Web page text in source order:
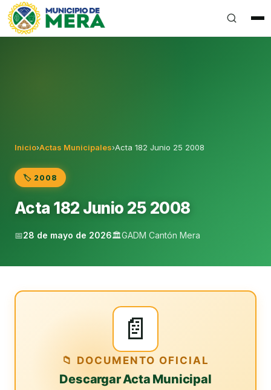
Gobierno Autónomo Descentralizado Municipal del
Inicio›Actas Municipales›Acta 182 Junio 25 2008
🏷️ 2008
Acta 182 Junio 25 2008
📅28 de mayo de 2026🏛️GADM Cantón Mera
📄
📁 DOCUMENTO OFICIAL
Descargar Acta Municipal